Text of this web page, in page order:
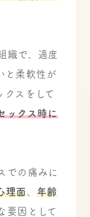
織で、適度
と柔軟性が
クスをして
ックス時に
での痛みに
理面、 年齢
要因として